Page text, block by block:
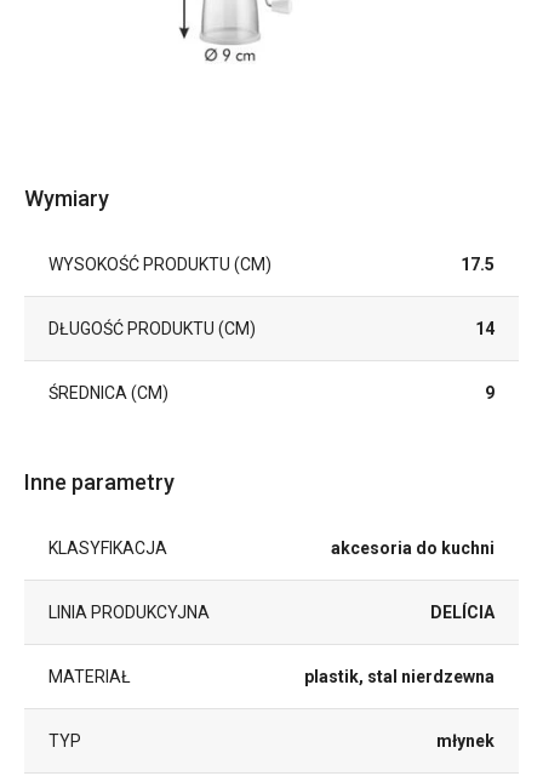
Wymiary
WYSOKOŚĆ PRODUKTU (CM) 17.5
DŁUGOŚĆ PRODUKTU (CM) 14
ŚREDNICA (CM) 9
Inne parametry
KLASYFIKACJA akcesoria do kuchni
LINIA PRODUKCYJNA DELÍCIA
MATERIAŁ plastik, stal nierdzewna
TYP młynek